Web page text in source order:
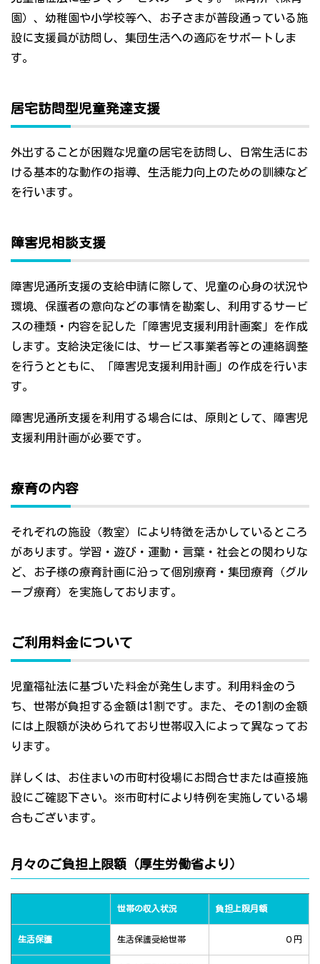
園）、幼稚園や小学校等へ、お子さまが普段通っている施
設に支援員が訪問し、集団生活への適応をサポートしま
す。
居宅訪問型児童発達支援
外出することが困難な児童の居宅を訪問し、日常生活にお
ける基本的な動作の指導、生活能力向上のための訓練など
を行います。
障害児相談支援
障害児通所支援の支給申請に際して、児童の心身の状況や
環境、保護者の意向などの事情を勘案し、利用するサービ
スの種類・内容を記した「障害児支援利用計画案」を作成
します。支給決定後には、サービス事業者等との連絡調整
を行うとともに、「障害児支援利用計画」の作成を行いま
す。
障害児通所支援を利用する場合には、原則として、障害児
支援利用計画が必要です。
療育の内容
それぞれの施設（教室）により特徴を活かしているところ
があります。学習・遊び・運動・言葉・社会との関わりな
ど、お子様の療育計画に沿って個別療育・集団療育（グル
ープ療育）を実施しております。
ご利用料金について
児童福祉法に基づいた料金が発生します。利用料金のう
ち、世帯が負担する金額は1割です。また、その1割の金額
には上限額が決められており世帯収入によって異なってお
ります。
詳しくは、お住まいの市町村役場にお問合せまたは直接施
設にご確認下さい。※市町村により特例を実施している場
合もございます。
月々のご負担上限額（厚生労働省より）
世帯の収入状況 負担上限月額
生活保護 生活保護受給世帯 ０円